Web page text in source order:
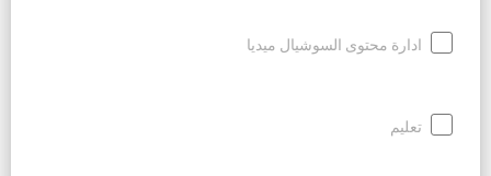
ادارة محتوى السوشيال ميديا
تعليم